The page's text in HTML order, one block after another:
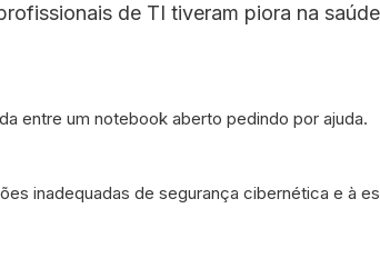
de TI tiveram piora na
inadequadas de segurança cibernética e à